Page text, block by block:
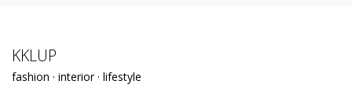
KKLUP
fashion · interior · lifestyle